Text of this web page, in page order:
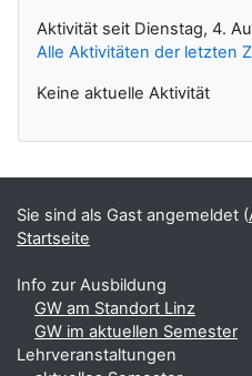
Aktivität seit Dienstag, 4.
Alle Aktivitäten der letzten
Keine aktuelle Aktivität
Sie sind als Gast angemeldet (
Startseite
Info zur Ausbildung
GW am Standort Linz
GW im aktuellen Semester
Lehrveranstaltungen